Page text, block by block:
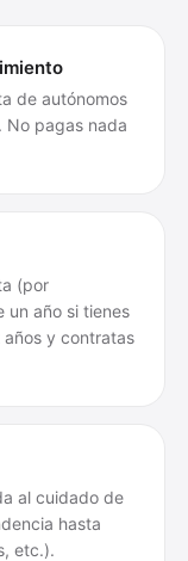
de autónomos
No pagas nada
(por
un año si tienes
años y contratas
al cuidado de
hasta
etc.).